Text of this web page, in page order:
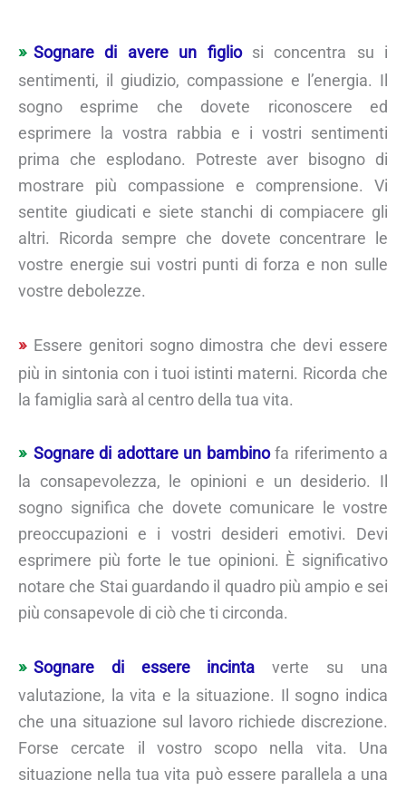
Sognare di avere un figliosi concentra su i
sentimenti, il giudizio, compassione e l’energia. Il
sogno esprime che dovete riconoscere ed
esprimere la vostra rabbia e i vostri sentimenti
prima che esplodano. Potreste aver bisogno di
mostrare più compassione e comprensione. Vi
sentite giudicati e siete stanchi di compiacere gli
altri. Ricorda sempre che dovete concentrare le
vostre energie sui vostri punti di forza e non sulle
vostre debolezze.
Essere genitori sogno dimostra che devi essere
più in sintonia con i tuoi istinti materni. Ricorda che
la famiglia sarà al centro della tua vita.
Sognare di adottare un bambinofa riferimento a
la consapevolezza, le opinioni e un desiderio. Il
sogno significa che dovete comunicare le vostre
preoccupazioni e i vostri desideri emotivi. Devi
esprimere più forte le tue opinioni. È significativo
notare che Stai guardando il quadro più ampio e sei
più consapevole di ciò che ti circonda.
Sognare di essere incinta verte su una
valutazione, la vita e la situazione. Il sogno indica
che una situazione sul lavoro richiede discrezione.
Forse cercate il vostro scopo nella vita. Una
situazione nella tua vita può essere parallela a una